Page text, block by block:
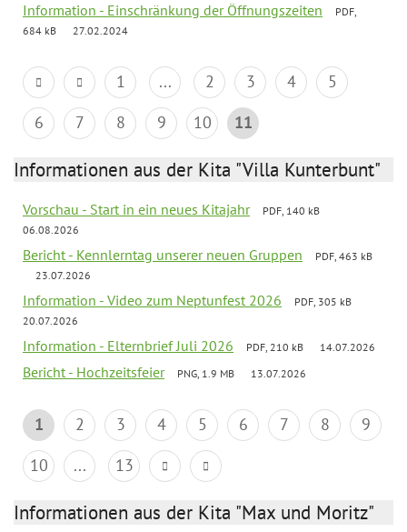
Information - Einschränkung der Öffnungszeiten
PDF,
684 kB
27.02.2024
1 ... 2 3 4
5
6
7 8 9 10 11
Informationen aus der Kita "Villa Kunterbunt"
Vorschau - Start in ein neues Kitajahr
PDF, 140 kB
06.08.2026
Bericht - Kennlerntag unserer neuen Gruppen
PDF, 463 kB
23.07.2026
Information - Video zum Neptunfest 2026
PDF, 305 kB
20.07.2026
Information - Elternbrief Juli 2026 PDF, 210 kB 14.07.2026
Bericht - Hochzeitsfeier PNG, 1.9 MB 13.07.2026
1 2 3 4 5 6 7 8
9
10
... 13
Informationen aus der Kita "Max und Moritz"